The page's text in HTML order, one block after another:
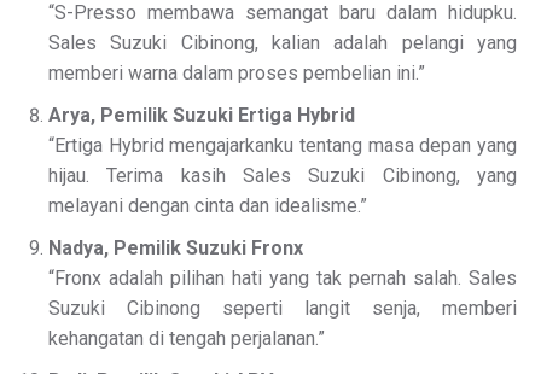
“S-Presso membawa semangat baru dalam hidupku.
Sales Suzuki Cibinong, kalian adalah pelangi yang
memberi warna dalam proses pembelian ini.”
Arya, Pemilik Suzuki Ertiga Hybrid
“Ertiga Hybrid mengajarkanku tentang masa depan yang
hijau. Terima kasih Sales Suzuki Cibinong, yang
melayani dengan cinta dan idealisme.”
Nadya, Pemilik Suzuki Fronx
“Fronx adalah pilihan hati yang tak pernah salah. Sales
Suzuki Cibinong seperti langit senja, memberi
kehangatan di tengah perjalanan.”